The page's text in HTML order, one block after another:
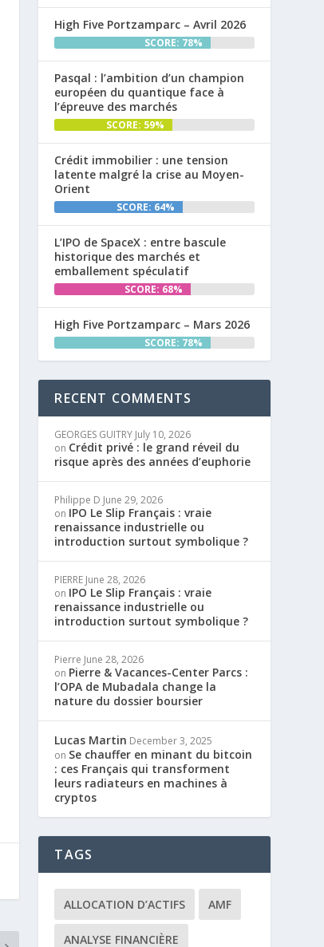
High Five Portzamparc – Avril 2026
SCORE: 78%
Pasqal : l’ambition d’un champion
européen du quantique face à
l’épreuve des marchés
SCORE: 59%
Crédit immobilier : une tension
latente malgré la crise au Moyen-
Orient
SCORE: 64%
L’IPO de SpaceX : entre bascule
historique des marchés et
emballement spéculatif
SCORE: 68%
High Five Portzamparc – Mars 2026
SCORE: 78%
RECENT COMMENTS
GEORGES GUITRY July 10, 2026
on Crédit privé : le grand réveil du
risque après des années d’euphorie
Philippe D June 29, 2026
on IPO Le Slip Français : vraie
renaissance industrielle ou
introduction surtout symbolique ?
PIERRE June 28, 2026
on IPO Le Slip Français : vraie
renaissance industrielle ou
introduction surtout symbolique ?
Pierre June 28, 2026
on Pierre & Vacances-Center Parcs :
l’OPA de Mubadala change la
nature du dossier boursier
Lucas Martin December 3, 2025
on Se chauffer en minant du bitcoin
: ces Français qui transforment
leurs radiateurs en machines à
cryptos
TAGS
ALLOCATION D’ACTIFS AMF
ANALYSE FINANCIÈRE